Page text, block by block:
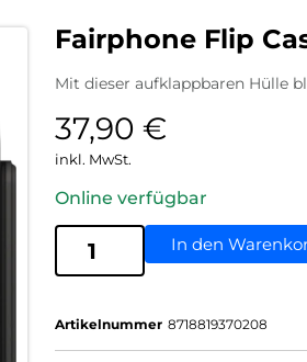
Fairphone Flip
Mit dieser aufklappbaren Hülle
37,90 €
inkl. MwSt.
Online verfügbar
In den
Artikelnummer 8718819370208